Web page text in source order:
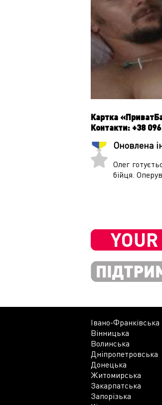
Картка
Контакти: +38
Оновлена
Олег
бійця.
Івано-Франківська
Вінницька
Волинська
Дніпропетровська
Донецька
Житомирська
Закарпатська
Запорізька